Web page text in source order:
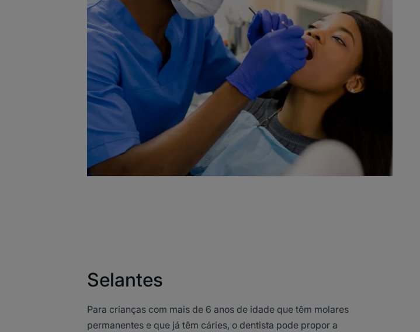
Selantes
Para crianças com mais de 6 anos de idade que têm molares
permanentes e que já têm cáries, o dentista pode propor a